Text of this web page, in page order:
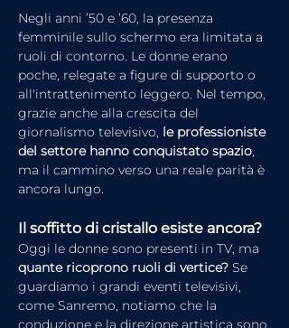
Negli anni ’50 e ’60, la presenza
femminile sullo schermo era limitata a
ruoli di contorno. Le donne erano
poche, relegate a figure di supporto o
all'intrattenimento leggero. Nel tempo,
grazie anche alla crescita del
giornalismo televisivo, le professioniste
del settore hanno conquistato spazio,
ma il cammino verso una reale parità è
ancora lungo.
Il soffitto di cristallo esiste ancora?
Oggi le donne sono presenti in TV, ma
quante ricoprono ruoli di vertice? Se
guardiamo i grandi eventi televisivi,
come Sanremo, notiamo che la
conduzione e la direzione artistica sono